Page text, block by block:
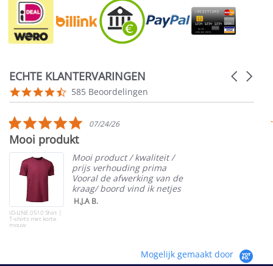
ECHTE KLANTERVARINGEN
Reviews
carousel
Carousel
4.5
star
585 Beoordelingen
5.0
star
07/24/26
Mooi produkt
ID-LINE 0510 Shirt |
T-shirts met korte
mouw
Mooi product / kwaliteit /
prijs verhouding prima
Vooral de afwerking van de
kraag/ boord vind ik netjes
H.J.A B.
Mogelijk gemaakt door